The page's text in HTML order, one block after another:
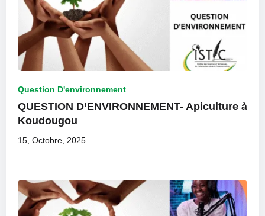
Question D'environnement
QUESTION D’ENVIRONNEMENT- Apiculture à
Koudougou
15, Octobre, 2025